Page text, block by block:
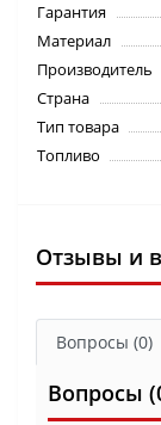
Гарантия
Материал
Производитель
Страна
Тип товара
Топливо
Отзывы и
Вопросы (0)
Вопросы